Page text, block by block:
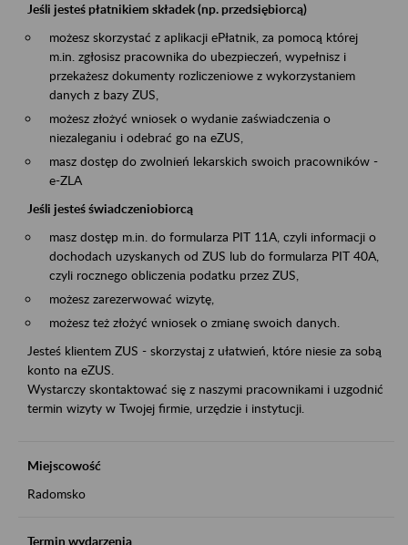
Jeśli jesteś płatnikiem składek (np. przedsiębiorcą)
możesz skorzystać z aplikacji ePłatnik, za pomocą której
m.in. zgłosisz pracownika do ubezpieczeń, wypełnisz i
przekażesz dokumenty rozliczeniowe z wykorzystaniem
danych z bazy ZUS,
możesz złożyć wniosek o wydanie zaświadczenia o
niezaleganiu i odebrać go na eZUS,
masz dostęp do zwolnień lekarskich swoich pracowników -
e-ZLA
Jeśli jesteś świadczeniobiorcą
masz dostęp m.in. do formularza PIT 11A, czyli informacji o
dochodach uzyskanych od ZUS lub do formularza PIT 40A,
czyli rocznego obliczenia podatku przez ZUS,
możesz zarezerwować wizytę,
możesz też złożyć wniosek o zmianę swoich danych.
Jesteś klientem ZUS - skorzystaj z ułatwień, które niesie za sobą
konto na eZUS.
Wystarczy skontaktować się z naszymi pracownikami i uzgodnić
termin wizyty w Twojej firmie, urzędzie i instytucji.
Miejscowość
Radomsko
Termin wydarzenia